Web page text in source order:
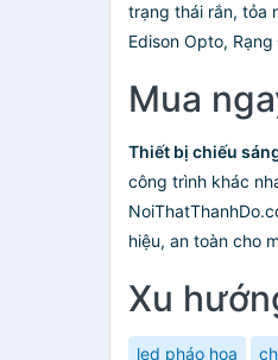
Sonoff
Sopoka
TP-Link
Ushio
trạng thái rắn, tỏa
Edison Opto,
Mua
Thiết bị chiếu
công trình khác
hiệu, an toàn cho
Xu
led pháo hoa